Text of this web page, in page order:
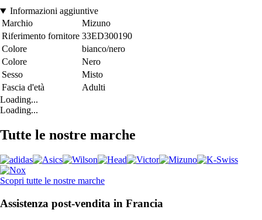
Informazioni aggiuntive
Marchio
Mizuno
Riferimento fornitore 33ED300190
Colore
bianco/nero
Colore
Nero
Sesso
Misto
Fascia d'età
Adulti
Loading...
Loading...
Tutte le nostre marche
Scopri tutte le nostre marche
Assistenza post-vendita in Francia